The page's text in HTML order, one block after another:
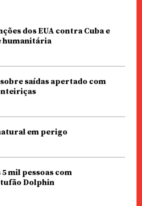
dos EUA contra Cuba e
humanitária
saídas apertado com
em perigo
mil pessoas com
Dolphin